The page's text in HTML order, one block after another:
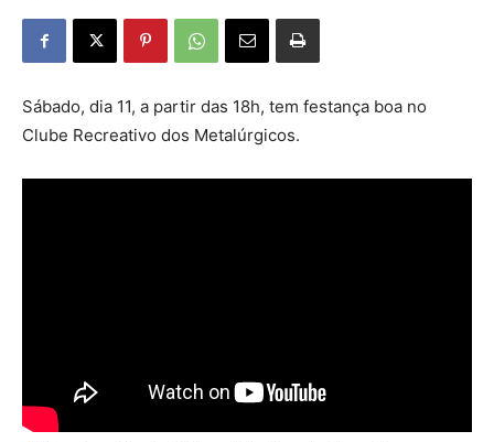
Sábado, dia 11, a partir das 18h, tem festança boa no
Clube Recreativo dos Metalúrgicos.